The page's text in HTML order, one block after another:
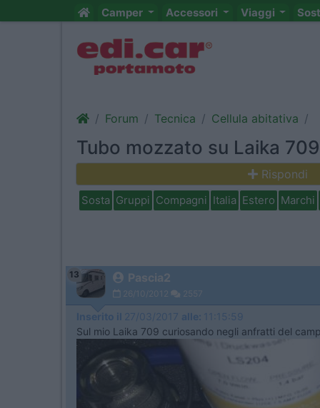
Camper Accessori Viaggi
Forum Tecnica Cellula abitativa
Tubo mozzato su Laika 709
Rispondi
Sosta Gruppi Compagni Italia Estero Marchi
13 Pascia2
26/10/2012 2557
Inserito il 27/03/2017 alle: 11:15:59
Sul mio Laika 709 curiosando negli anfratti del